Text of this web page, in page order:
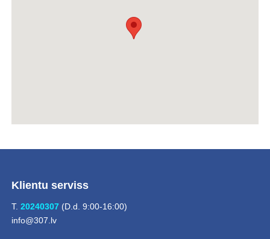
Klientu serviss
T. 20240307(D.d. 9:00-16:00)
info@307.lv